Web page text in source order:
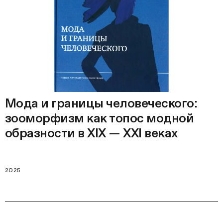
Мода и границы человеческого:
зооморфизм как топос модной
образности в XIX — ХХI веках
2025